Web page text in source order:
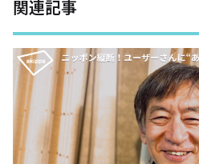
関連記事